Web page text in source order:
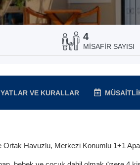
4
MISAFIR SAYISI
VE KURALLAR
Havuzlu, Merkezi Konumlu 1+1